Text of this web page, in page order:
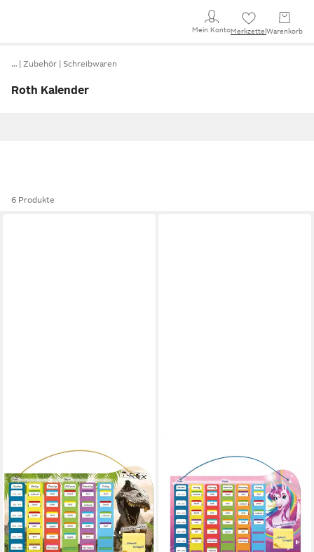
Mein KontoMerkzettel Warenkorb
… Zubehör Schreibwaren
Roth Kalender
6 Produkte